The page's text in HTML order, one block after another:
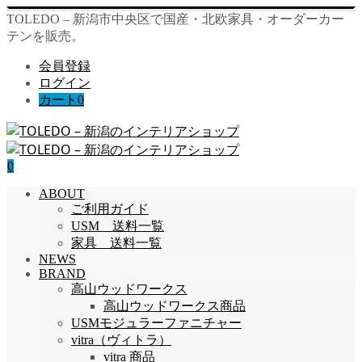
TOLEDO – 新潟市中央区で国産・北欧家具・オーダーカー
テンを販売。
会員登録
ログイン
カート 0
0
ABOUT
ご利用ガイド
USM 送料一覧
家具 送料一覧
NEWS
BRAND
高山ウッドワークス
高山ウッドワークス商品
USMモジュラーファニチャー
vitra（ヴィトラ）
vitra 商品